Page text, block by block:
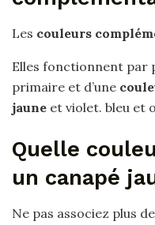
Les couleurs
Elles fonctionnent par
primaire et d’une
jaune et violet. bleu et
Quelle
un canapé
Ne pas associez plus